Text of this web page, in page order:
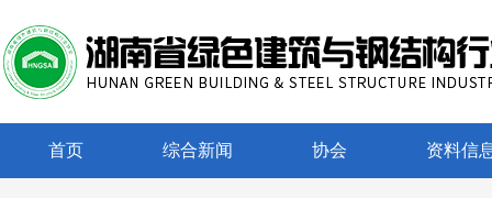
首页 综合新闻 协会 资料信